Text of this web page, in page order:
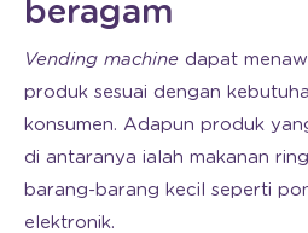
beragam
Vending machine dapat
produk sesuai dengan
konsumen. Adapun produk
di antaranya ialah makanan
barang-barang kecil seperti
elektronik.